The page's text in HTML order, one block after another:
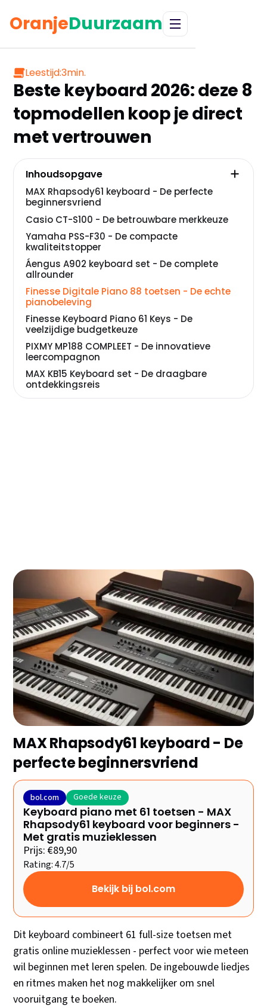
OranjeDuurzaam
Leestijd:3min.
Beste keyboard 2026: deze 8
topmodellen koop je direct
met vertrouwen
Op zoek naar het beste keyboard zonder eindeloos
zoekwerk? We selecteerden de 8 sterkste keyboards
van 2026 en zetten de kernvoordelen glashelder op
een rij. Van budget-instapmodellen tot professionele
digitale piano's - ontdek welk keyboard perfect bij jou
past!
MAX Rhapsody61 keyboard - De
perfecte beginnersvriend
bol.com Goede keuze
Keyboard piano met 61 toetsen - MAX
Rhapsody61 keyboard voor beginners -
Met gratis muzieklessen
Prijs: €89,90
Rating: 4.7/5
Bekijk bij bol.com
Dit keyboard combineert 61 full-size toetsen met
gratis online muzieklessen - perfect voor wie meteen
wil beginnen met leren spelen. De ingebouwde liedjes
en ritmes maken het nog makkelijker om snel
vooruitgang te boeken.
Inhoudsopgave
MAX Rhapsody61 keyboard - De perfecte
beginnersvriend
Casio CT-S100 - De betrouwbare merkkeuze
Yamaha PSS-F30 - De compacte
kwaliteitstopper
Áengus A902 keyboard set - De complete
allrounder
Finesse Digitale Piano 88 toetsen - De echte
pianobeleving
Finesse Keyboard Piano 61 Keys - De
veelzijdige budgetkeuze
PIXMY MP188 COMPLEET - De innovatieve
leercompagnon
MAX KB15 Keyboard set - De draagbare
ontdekkingsreis
Veelgestelde vragen over keyboard